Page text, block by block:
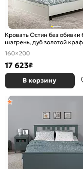
Кровать Остин без обивки
шагрень, дуб золотой
1600x2000, изголовье
160×200
17 623₽
В корзину